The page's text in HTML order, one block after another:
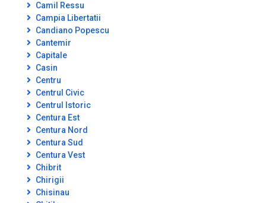
Camil Ressu
Campia Libertatii
Candiano Popescu
Cantemir
Capitale
Casin
Centru
Centrul Civic
Centrul Istoric
Centura Est
Centura Nord
Centura Sud
Centura Vest
Chibrit
Chirigii
Chisinau